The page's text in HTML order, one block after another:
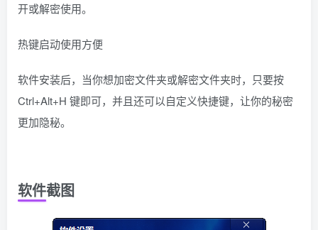
开或解密使用。
热键启动使用方便
软件安装后，当你想加密文件夹或解密文件夹时，只要按
Ctrl+Alt+H 键即可，并且还可以自定义快捷键，让你的秘密
更加隐秘。
软件截图